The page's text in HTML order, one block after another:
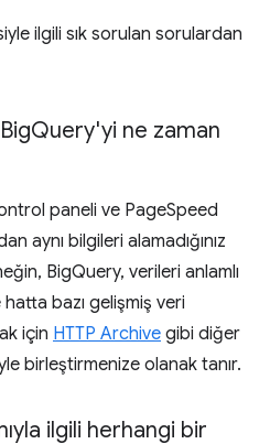
ilgili sık sorulan sorulardan
Query'yi ne zaman
paneli ve PageSpeed
aynı bilgileri alamadığınız
BigQuery, verileri anlamlı
bazı gelişmiş veri
için HTTP Archive gibi diğer
birleştirmenize olanak tanır.
ilgili herhangi bir